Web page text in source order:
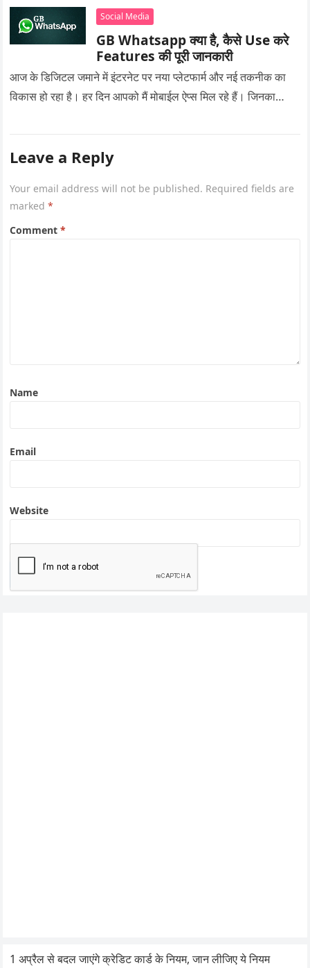
Social Media
GB Whatsapp क्या है, कैसे Use करे
Features की पूरी जानकारी
आज के डिजिटल जमाने में इंटरनेट पर नया प्लेटफार्म और नई तकनीक का
विकास हो रहा है। हर दिन आपको मैं मोबाईल ऐप्स मिल रहे हैं। जिनका…
Leave a Reply
Your email address will not be published. Required fields are
marked*
Comment*
Name
Email
Website
1 अप्रैल से बदल जाएंगे क्रेडिट कार्ड के नियम, जान लीजिए ये नियम